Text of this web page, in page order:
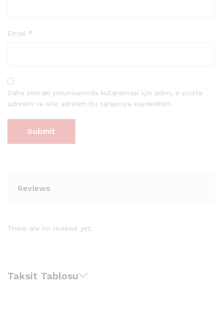
Email *
Daha sonraki yorumlarımda kullanılması için adım, e-posta
adresim ve site adresim bu tarayıcıya kaydedilsin.
Reviews
There are no reviews yet.
Taksit Tablosu